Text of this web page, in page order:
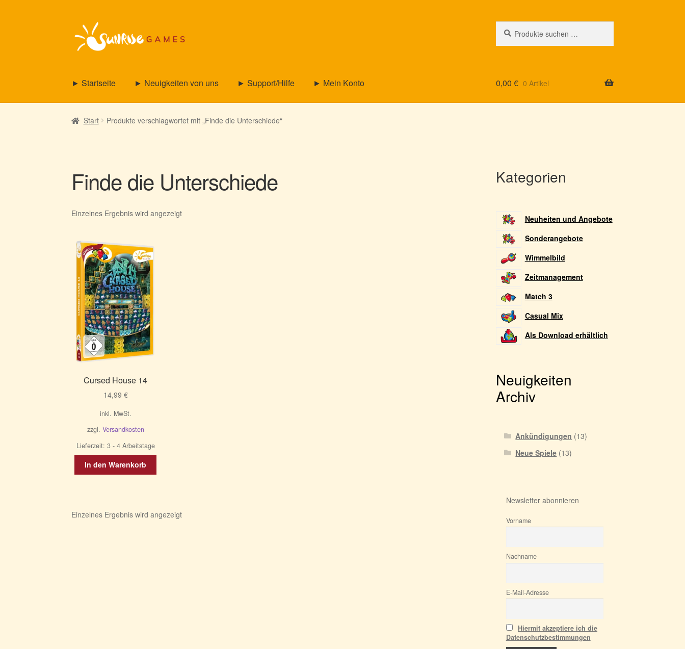
Zur
Navigation
springen
Zum
Inhalt
springen
nach:
► Startseite ► Neuigkeiten von uns ► Support/Hilfe ► Mein Konto 0,00 € 0 Artikel
Start Produkte verschlagwortet mit „Finde die Unterschiede“
Finde die Unterschiede
Einzelnes Ergebnis wird angezeigt
Cursed House 14
14,99 €
inkl. MwSt.
zzgl. Versandkosten
Lieferzeit: 3 - 4 Arbeitstage
In den Warenkorb
Einzelnes Ergebnis wird angezeigt
Kategorien
Neuheiten und Angebote
Sonderangebote
Wimmelbild
Zeitmanagement
Match 3
Casual Mix
Als Download erhältlich
Neuigkeiten
Archiv
Ankündigungen (13)
Neue Spiele (13)
Newsletter abonnieren
Vorname
Nachname
E-Mail-Adresse
Hiermit akzeptiere ich die
Datenschutzbestimmungen